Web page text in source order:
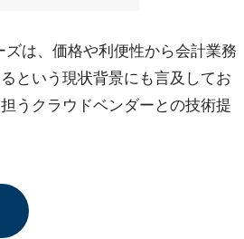
は、価格や利便性から会計業務
という現状背景にも言及してお
うクラウドベンダーとの技術提